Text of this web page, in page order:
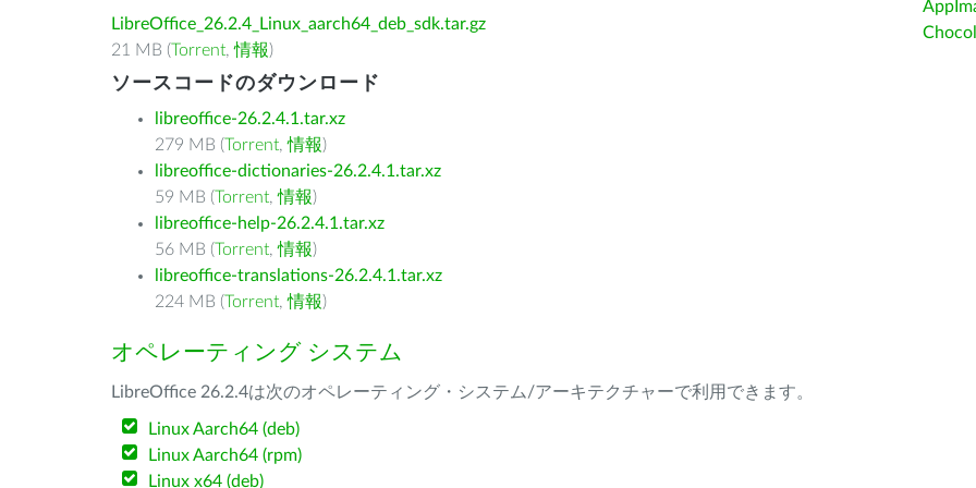
LibreOffice_26.2.4_Linux_aarch64_deb_sdk.tar.gz
21 MB (Torrent,情報)
ソースコードのダウンロード
libreoffice-26.2.4.1.tar.xz
279 MB (Torrent,情報)
libreoffice-dictionaries-26.2.4.1.tar.xz
59 MB (Torrent,情報)
libreoffice-help-26.2.4.1.tar.xz
56 MB (Torrent,情報)
libreoffice-translations-26.2.4.1.tar.xz
224 MB (Torrent,情報)
オペレーティング システム
LibreOffice 26.2.4は次のオペレーティング・システム/アーキテクチャーで利用できます。
Linux Aarch64 (deb)
Linux Aarch64 (rpm)
Linux x64 (deb)